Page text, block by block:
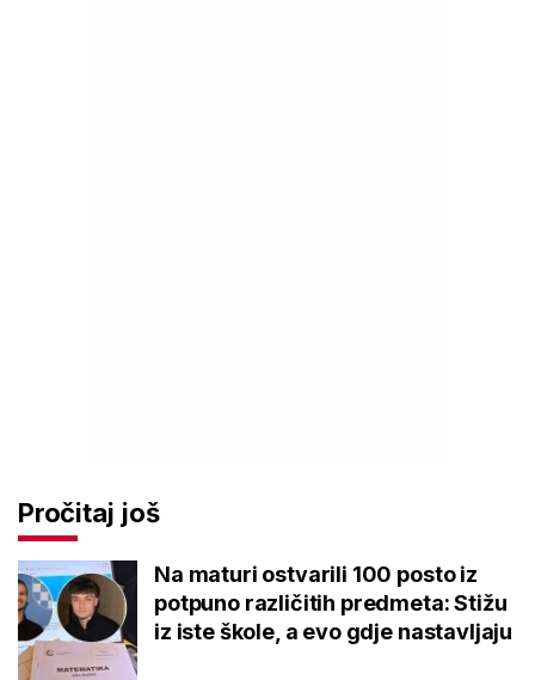
Pročitaj još
Na maturi ostvarili 100 posto iz
potpuno različitih predmeta: Stižu
iz iste škole, a evo gdje nastavljaju